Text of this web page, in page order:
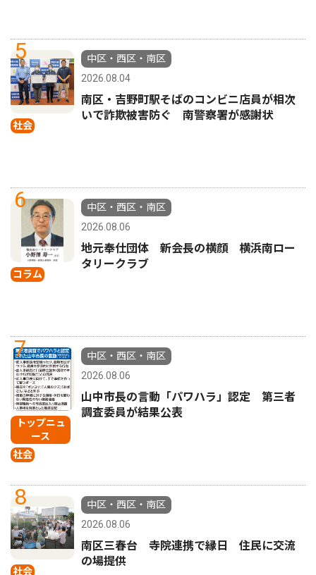
5
社会
中区・西区・南区
2026.08.04
南区・吉野町駅そばのコンビニ店員が相次
いで詐欺被害防ぐ 南警察署が感謝状
6
コラム
中区・西区・南区
2026.08.06
地元奉仕団体 新会長の横顔 横浜南ロー
タリークラブ
7
トップニュ
ース
社会
中区・西区・南区
2026.08.06
山中市長の言動「パワハラ」認定 第三者
調査委員が結果公表
8
社会
中区・西区・南区
2026.08.06
南区三春台 寺院連携で縁日 住民に交流
の場提供